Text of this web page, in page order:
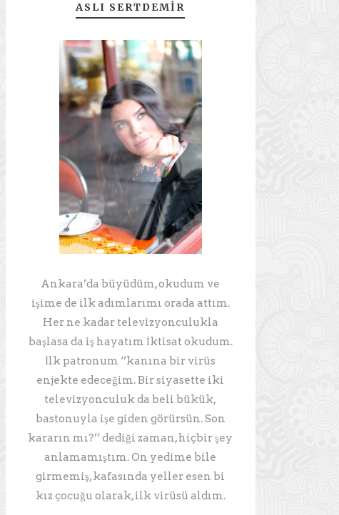
ASLI SERTDEMIR
Ankara’da büyüdüm, okudum ve
işime de ilk adımlarımı orada attım.
Her ne kadar televizyonculukla
başlasa da iş hayatım İktisat okudum.
İlk patronum ‘’kanına bir virüs
enjekte edeceğim. Bir siyasette iki
televizyonculuk da beli bükük,
bastonuyla işe giden görürsün. Son
kararın mı?’’ dediği zaman, hiçbir şey
anlamamıştım. On yedime bile
girmemiş, kafasında yeller esen bi
kız çocuğu olarak, ilk virüsü aldım.